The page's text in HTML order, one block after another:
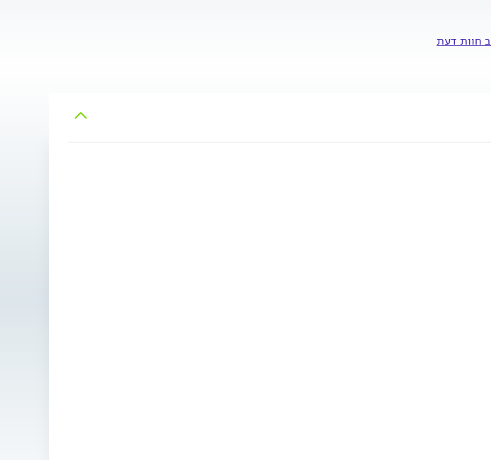
חוות דעת